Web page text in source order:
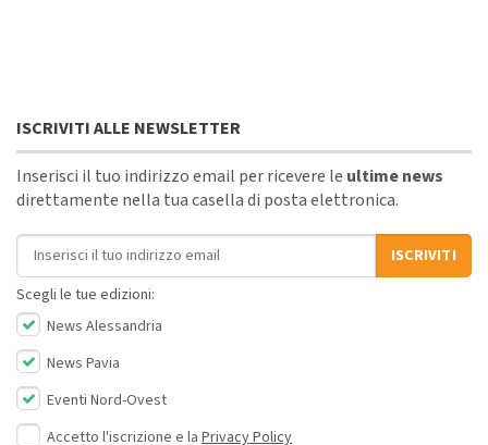
ISCRIVITI ALLE NEWSLETTER
Inserisci il tuo indirizzo email per ricevere le ultime news
direttamente nella tua casella di posta elettronica.
Indirizzo email
ISCRIVITI
Scegli le tue edizioni:
News Alessandria
News Pavia
Eventi Nord-Ovest
Accetto l'iscrizione e la Privacy Policy